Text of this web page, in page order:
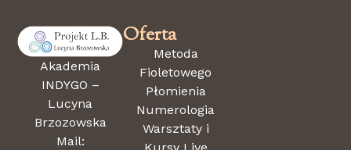
Akademia
INDYGO –
Lucyna
Brzozowska
Mail:
Oferta
Metoda
Fioletowego
Płomienia
Numerologia
Warsztaty i